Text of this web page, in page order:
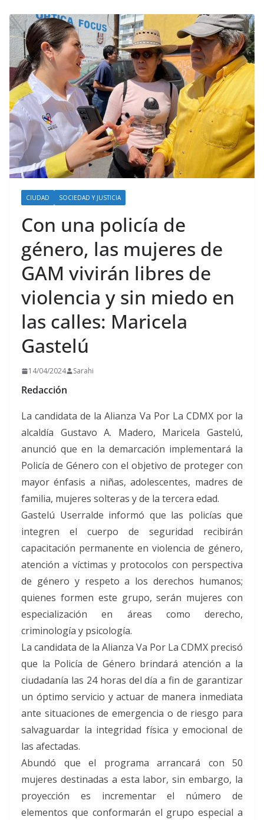
CIUDAD SOCIEDAD Y JUSTICIA
Con una policía de
género, las mujeres de
GAM vivirán libres de
violencia y sin miedo en
las calles: Maricela
Gastelú
14/04/2024 Sarahi
Redacción
La candidata de la Alianza Va Por La CDMX por la
alcaldía Gustavo A. Madero, Maricela Gastelú,
anunció que en la demarcación implementará la
Policía de Género con el objetivo de proteger con
mayor énfasis a niñas, adolescentes, madres de
familia, mujeres solteras y de la tercera edad.
Gastelú Userralde informó que las policías que
integren el cuerpo de seguridad recibirán
capacitación permanente en violencia de género,
atención a víctimas y protocolos con perspectiva
de género y respeto a los derechos humanos;
quienes formen este grupo, serán mujeres con
especialización en áreas como derecho,
criminología y psicología.
La candidata de la Alianza Va Por La CDMX precisó
que la Policía de Género brindará atención a la
ciudadanía las 24 horas del día a fin de garantizar
un óptimo servicio y actuar de manera inmediata
ante situaciones de emergencia o de riesgo para
salvaguardar la integridad física y emocional de
las afectadas.
Abundó que el programa arrancará con 50
mujeres destinadas a esta labor, sin embargo, la
proyección es incrementar el número de
elementos que conformarán el grupo especial a